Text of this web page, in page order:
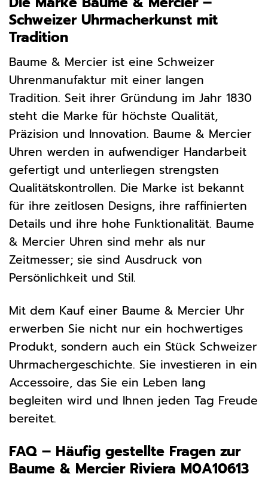
Schweizer Uhrmacherkunst mit
Tradition
Baume & Mercier ist eine Schweizer
Uhrenmanufaktur mit einer langen
Tradition. Seit ihrer Gründung im Jahr 1830
steht die Marke für höchste Qualität,
Präzision und Innovation. Baume & Mercier
Uhren werden in aufwendiger Handarbeit
gefertigt und unterliegen strengsten
Qualitätskontrollen. Die Marke ist bekannt
für ihre zeitlosen Designs, ihre raffinierten
Details und ihre hohe Funktionalität. Baume
& Mercier Uhren sind mehr als nur
Zeitmesser; sie sind Ausdruck von
Persönlichkeit und Stil.
Mit dem Kauf einer Baume & Mercier Uhr
erwerben Sie nicht nur ein hochwertiges
Produkt, sondern auch ein Stück Schweizer
Uhrmachergeschichte. Sie investieren in ein
Accessoire, das Sie ein Leben lang
begleiten wird und Ihnen jeden Tag Freude
bereitet.
FAQ – Häufig gestellte Fragen zur
Baume & Mercier Riviera M0A10613